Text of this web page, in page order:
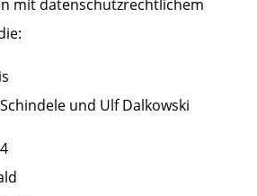
mit datenschutzrechtlichem
und Ulf Dalkowski